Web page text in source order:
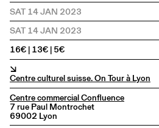
SAT 14 JAN 2023
SAT 14 JAN 2023
16€ | 13€ | 5€
↘
Centre culturel suisse. On Tour à Lyon
Centre commercial Confluence
7 rue Paul Montrochet
69002 Lyon